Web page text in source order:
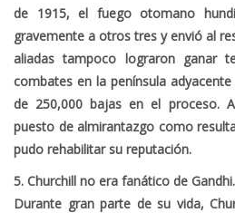
de 1915, el fuego otomano
gravemente a otros tres y envió al
aliadas tampoco lograron ganar
combates en la península
de 250,000 bajas en el proceso.
puesto de almirantazgo como
pudo rehabilitar su reputación.
5. Churchill no era fanático de Gandhi.
Durante gran parte de su vida,